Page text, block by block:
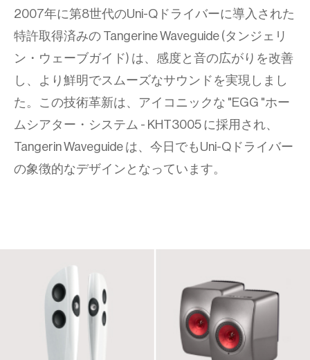
2007年に第8世代のUni-Qドライバーに導入された
特許取得済みの Tangerine Waveguide (タンジェリ
ン・ウェーブガイド) は、感度と音の広がりを改善
し、より鮮明でスムーズなサウンドを実現しまし
た。この技術革新は、アイコニックな "EGG "ホー
ムシアター・システム - KHT3005 に採用され、
Tangerin Waveguide は、今日でもUni-Qドライバー
の象徴的なデザインとなっています。